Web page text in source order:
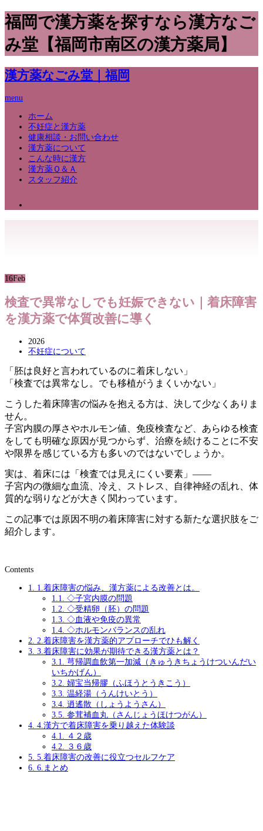
福岡で漢方薬を探すなら漢方なご
み堂【福岡市南区の漢方薬局】
漢方薬なごみ堂｜福岡
menu
ホーム
不妊症と漢方薬
健康相談・お問い合わせ
漢方薬について
こんな時に漢方
漢方薬Ｑ＆Ａ
スタッフ紹介
16Feb
検査で異常なしでも妊娠できない｜着床障害
を漢方薬で体質改善に導く
2026
不妊症について
「胚は良好と言われているのに着床しない」
「検査では異常なし。でも移植がうまくいかない」
こうした着床障害の悩みを抱える方は、決して少なくありま
せん。
子宮内膜の厚さやホルモン値、免疫検査など、あらゆる検査
をしても明確な原因が見つからず、治療を続けることに不安
や限界を感じている方も多いのではないでしょうか。
実は、着床には「検査では見えにくい要素」――
子宮内の微細な血流、冷え、ストレス、自律神経の乱れ、体
質的な弱りなどが大きく関わっています。
この記事では原因不明の着床障害に対する新たな選択肢をご
紹介します。
Contents
1. 1.着床障害の悩み、漢方薬による改善とは。
1.1. ◇子宮内膜の問題
1.2. ◇受精卵（胚）の問題
1.3. ◇血液や免疫の異常
1.4. ◇ホルモンバランスの乱れ
2. 2.着床障害を漢方薬的アプローチでひも解く
3. 3.着床障害に効果が期待できる漢方薬とは？
3.1. 芎帰調血飲第一加減（きゅうきちょうけついんだい
いちかげん）
3.2. 婦宝当帰膠（ふほうとうきこう）
3.3. 温経湯（うんけいとう）
3.4. 逍遙散（しょうようさん）
3.5. 参茸補血丸（さんじょうほけつがん）
4. 4.漢方で着床障害を乗り越えた体験談
4.1. ４２歳
4.2. ３６歳
5. 5.着床障害の改善に役立つセルフケア
6. 6.まとめ